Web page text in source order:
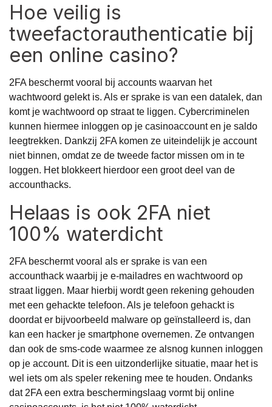
Hoe veilig is
tweefactorauthenticatie bij
een online casino?
2FA beschermt vooral bij accounts waarvan het
wachtwoord gelekt is. Als er sprake is van een datalek, dan
komt je wachtwoord op straat te liggen. Cybercriminelen
kunnen hiermee inloggen op je casinoaccount en je saldo
leegtrekken. Dankzij 2FA komen ze uiteindelijk je account
niet binnen, omdat ze de tweede factor missen om in te
loggen. Het blokkeert hierdoor een groot deel van de
accounthacks.
Helaas is ook 2FA niet
100% waterdicht
2FA beschermt vooral als er sprake is van een
accounthack waarbij je e-mailadres en wachtwoord op
straat liggen. Maar hierbij wordt geen rekening gehouden
met een gehackte telefoon. Als je telefoon gehackt is
doordat er bijvoorbeeld malware op geïnstalleerd is, dan
kan een hacker je smartphone overnemen. Ze ontvangen
dan ook de sms-code waarmee ze alsnog kunnen inloggen
op je account. Dit is een uitzonderlijke situatie, maar het is
wel iets om als speler rekening mee te houden. Ondanks
dat 2FA een extra beschermingslaag vormt bij online